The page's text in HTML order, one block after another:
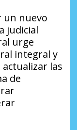
un nuevo
judicial
urge
integral y
las
de